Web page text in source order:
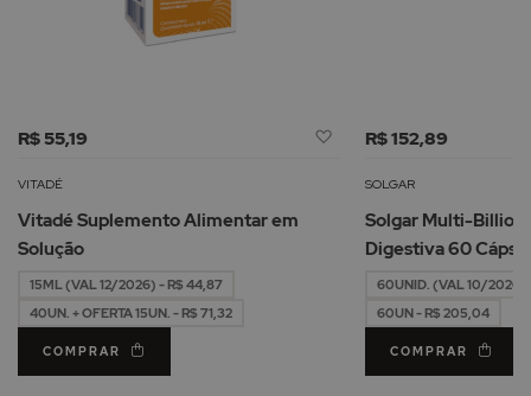
R$ 55,19
Adicionar
Lista
Desejos
VITADÉ
Vitadé Suplemento Alimentar em
Solução
15ML (VAL 12/2026) - R$ 44,87
40UN. + OFERTA 15UN. - R$ 71,32
COMPRAR
R$ 152,89
SOLGAR
Solgar Multi-Billion
Digestiva 60
60UNID. (VAL 10/2026)
60UN - R$ 205,04
COMPRAR